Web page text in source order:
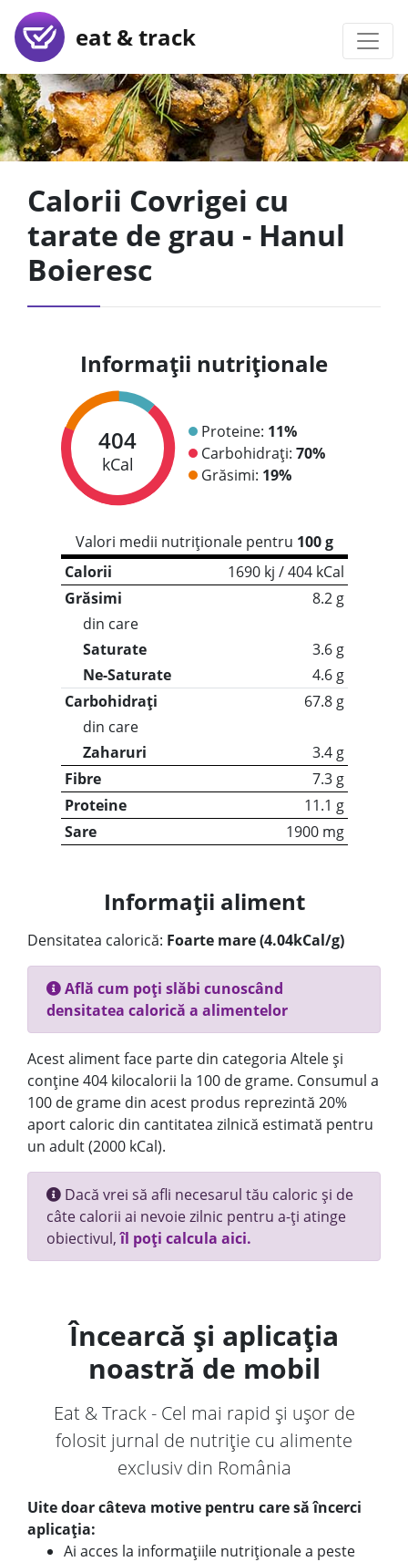
eat & track
Calorii Covrigei cu
tarate de grau - Hanul
Boieresc
Informații nutriționale
404
kCal
Proteine: 11%
Carbohidrați: 70%
Grăsimi: 19%
Valori medii nutriționale pentru 100 g
Calorii
1690 kj / 404 kCal
Grăsimi
8.2 g
din care
Saturate
3.6 g
Ne-Saturate
4.6 g
Carbohidrați
67.8 g
din care
Zaharuri
3.4 g
Fibre
7.3 g
Proteine
11.1 g
Sare
1900 mg
Informații aliment
Densitatea calorică: Foarte mare (4.04kCal/g)
Află cum poți slăbi cunoscând
densitatea calorică a alimentelor
Acest aliment face parte din categoria Altele și
conține 404 kilocalorii la 100 de grame. Consumul a
100 de grame din acest produs reprezintă 20%
aport caloric din cantitatea zilnică estimată pentru
un adult (2000 kCal).
Dacă vrei să afli necesarul tău caloric și de
câte calorii ai nevoie zilnic pentru a-ți atinge
obiectivul,îl poți calcula aici.
Încearcă și aplicația
noastră de mobil
Eat & Track - Cel mai rapid și ușor de
folosit jurnal de nutriție cu alimente
exclusiv din România
Uite doar câteva motive pentru care să încerci
aplicația:
Ai acces la informațiile nutriționale a peste